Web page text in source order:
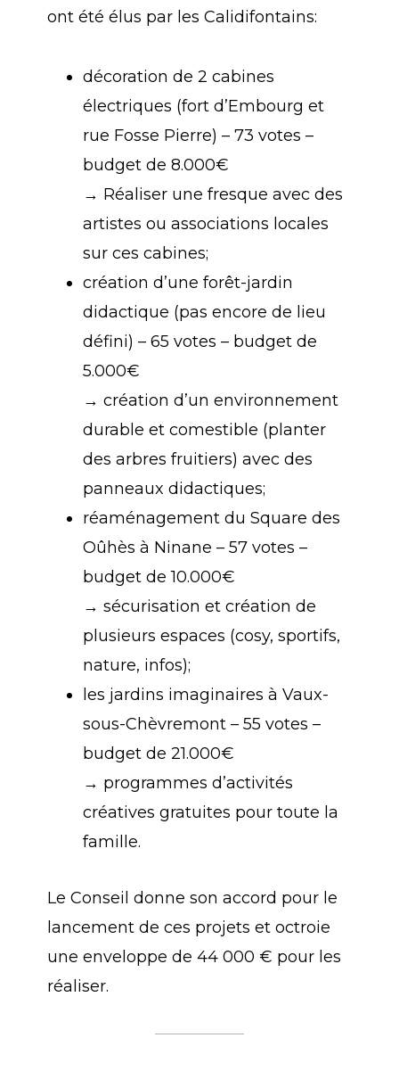
ont été élus par les Calidifontains:
décoration de 2 cabines
électriques (fort d’Embourg et
rue Fosse Pierre) – 73 votes –
budget de 8.000€
→ Réaliser une fresque avec des
artistes ou associations locales
sur ces cabines;
création d’une forêt-jardin
didactique (pas encore de lieu
défini) – 65 votes – budget de
5.000€
→ création d’un environnement
durable et comestible (planter
des arbres fruitiers) avec des
panneaux didactiques;
réaménagement du Square des
Oûhès à Ninane – 57 votes –
budget de 10.000€
→ sécurisation et création de
plusieurs espaces (cosy, sportifs,
nature, infos);
les jardins imaginaires à Vaux-
sous-Chèvremont – 55 votes –
budget de 21.000€
→ programmes d’activités
créatives gratuites pour toute la
famille.
Le Conseil donne son accord pour le
lancement de ces projets et octroie
une enveloppe de 44 000 € pour les
réaliser.